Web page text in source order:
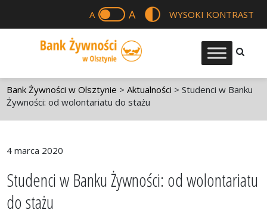
A A WYSOKI KONTRAST
Bank Żywności w Olsztynie >Aktualności >Studenci w Banku
Żywności: od wolontariatu do stażu
4 marca 2020
Studenci w Banku Żywności: od wolontariatu
do stażu